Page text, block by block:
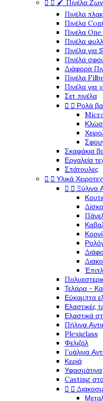
  🖌️ Πινέλα
Πινέλα
Πινέλα
Πινέλα
Πινέλα
Πινέλα για
Πινέλα
Διάφορα
Πινέλα
Πινέλα για
Σετ πινέλα
  Ρολά
Σκαφάκια
Εργαλεία
Σπάτουλες
  Υλικά
  Ξύλινα
Τελάρα -
Εύκαμπτα
Ελαστικές
Ελαστικά
Πήλινα
Plexiglass
Φελιζόλ
Γυάλινα
Κεριά
Υφασμάτινα
Casting
 